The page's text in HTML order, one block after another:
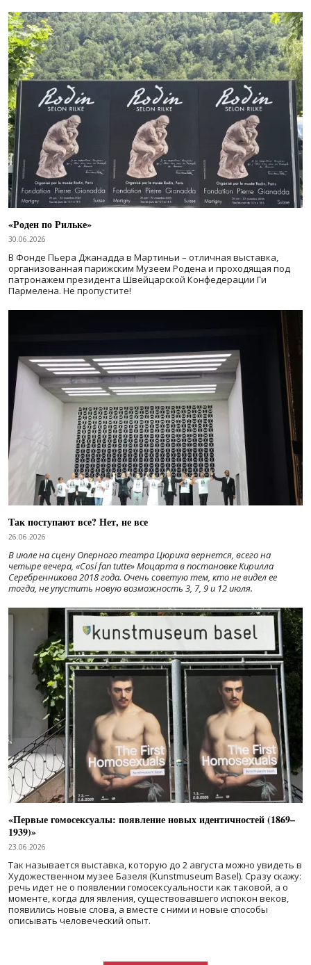
«Роден по Рильке»
30.06.2026
В Фонде Пьера Джанадда в Мартиньи – отличная выставка,
организованная парижским Музеем Родена и проходящая под
патронажем президента Швейцарской Конфедерации Ги
Пармелена. Не пропустите!
Так поступают все? Нет, не все
26.06.2026
В июле на сцену Оперного театра Цюриха вернется, всего на
четыре вечера, «Cosí fan tutte» Моцарта в постановке Кирилла
Серебренникова 2018 года. Очень советую тем, кто не видел ее
тогда, не упустить новую возможность 3, 7, 9 и 12 июля.
«Первые гомосексуалы: появление новых идентичностей (1869–
1939)»
23.06.2026
Так называется выставка, которую до 2 августа можно увидеть в
Художественном музее Базеля (Kunstmuseum Basel). Сразу скажу:
речь идет не о появлении гомосексуальности как таковой, а о
моменте, когда для явления, существовавшего испокон веков,
появились новые слова, а вместе с ними и новые способы
описывать человеческий опыт.